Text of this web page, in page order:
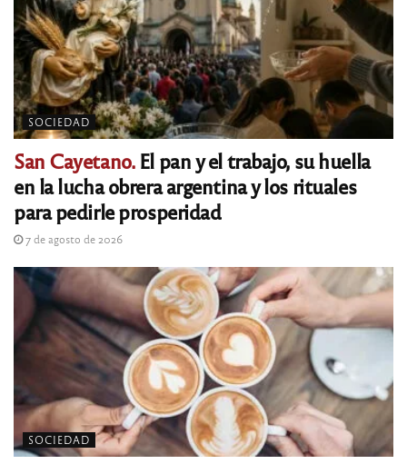
SOCIEDAD
San Cayetano.El pan y el trabajo, su huella
en la lucha obrera argentina y los rituales
para pedirle prosperidad
7 de agosto de 2026
SOCIEDAD